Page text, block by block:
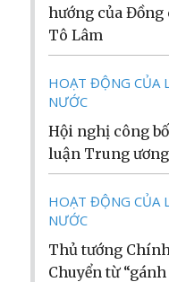
hướng của Đồng
Tô Lâm
HOẠT ĐỘNG CỦA
NƯỚC
Hội nghị công
luận Trung
HOẠT ĐỘNG CỦA
NƯỚC
Thủ tướng
Chuyển từ